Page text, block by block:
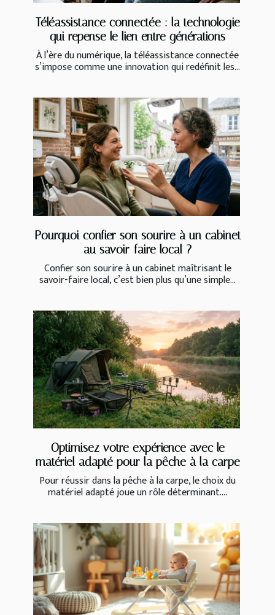
Téléassistance connectée : la technologie
qui repense le lien entre générations
À l’ère du numérique, la téléassistance connectée
s’impose comme une innovation qui redéfinit les...
Pourquoi confier son sourire à un cabinet
au savoir-faire local ?
Confier son sourire à un cabinet maîtrisant le
savoir-faire local, c’est bien plus qu’une simple...
Optimisez votre expérience avec le
matériel adapté pour la pêche à la carpe
Pour réussir dans la pêche à la carpe, le choix du
matériel adapté joue un rôle déterminant....